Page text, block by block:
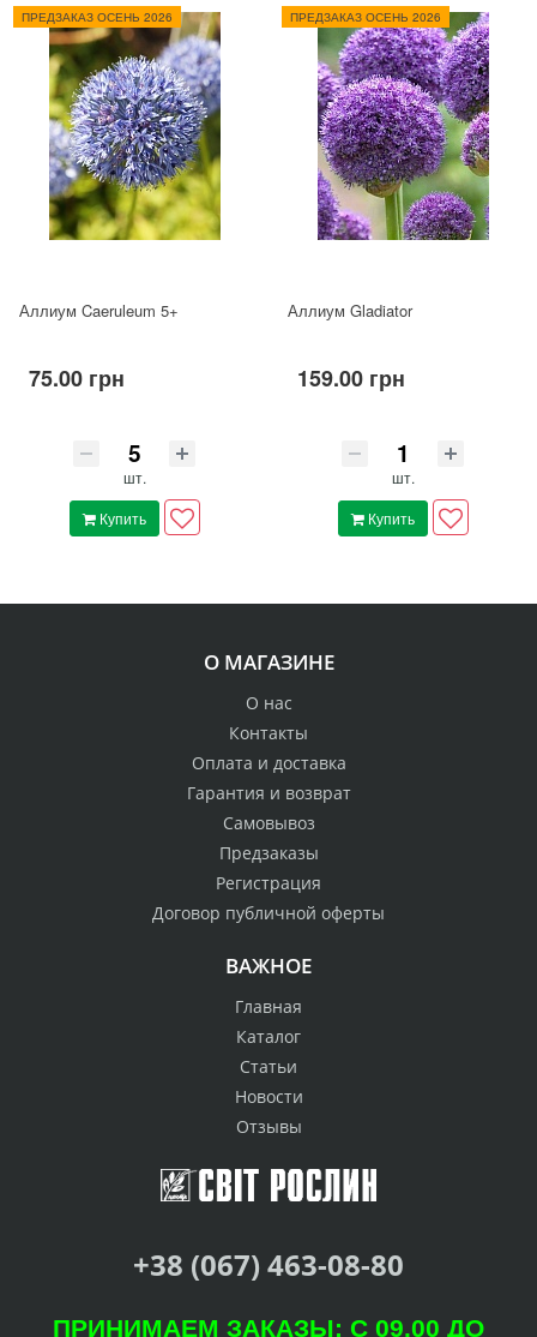
ПРЕДЗАКАЗ ОСЕНЬ 2026
Аллиум Caeruleum 5+
75.00 грн
шт.
Купить
ПРЕДЗАКАЗ ОСЕНЬ 2026
Аллиум Gladiator
159.00 грн
шт.
Купить
О МАГАЗИНЕ
О нас
Контакты
Оплата и доставка
Гарантия и возврат
Самовывоз
Предзаказы
Регистрация
Договор публичной оферты
ВАЖНОЕ
Главная
Каталог
Статьи
Новости
Отзывы
+38 (067) 463-08-80
ПРИНИМАЕМ ЗАКАЗЫ: С 09.00 ДО